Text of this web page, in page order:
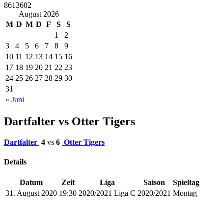
8613602
August 2026
M D M D F S S
« Juni
1
2
3
4 5 6 7 8
9
10 11 12 13 14 15 16
17 18 19 20 21 22 23
24 25 26 27 28 29 30
31
Dartfalter vs Otter Tigers
Dartfalter 4 vs 6 Otter Tigers
Details
Datum Zeit Liga Saison
Spieltag
31. August 2020 19:30 2020/2021 Liga C 2020/2021 Montag